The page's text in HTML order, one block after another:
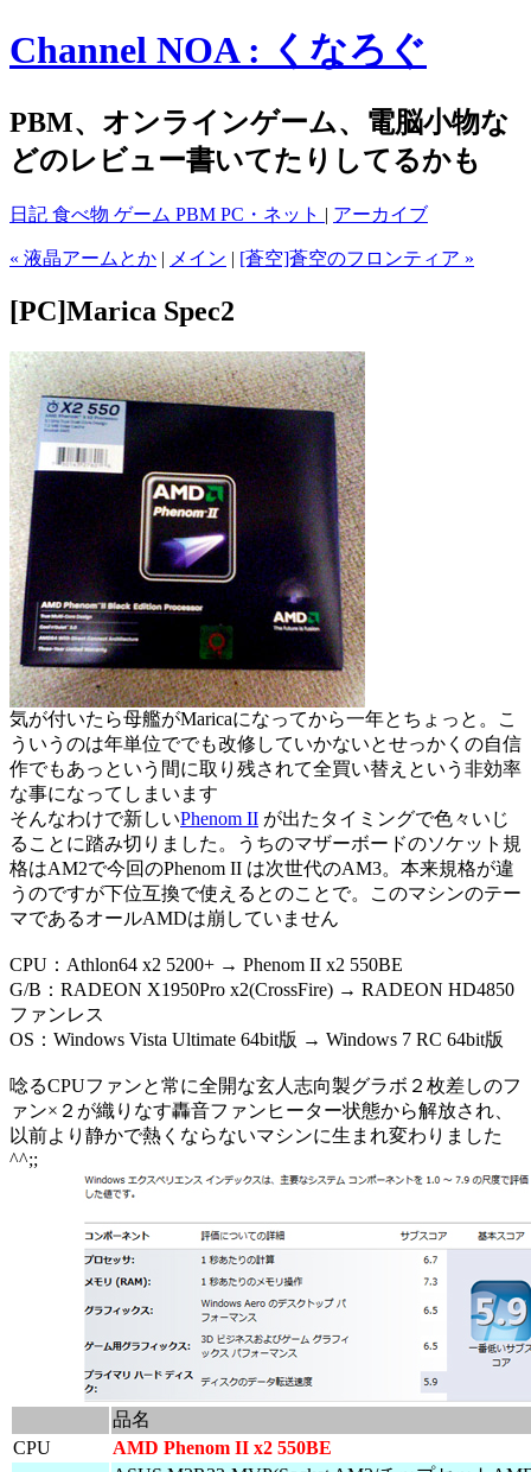
Channel NOA : くなろぐ
PBM、オンラインゲーム、電脳小物な
どのレビュー書いてたりしてるかも
日記 食べ物 ゲーム PBM PC・ネット | アーカイブ
« 液晶アームとか | メイン | [蒼空]蒼空のフロンティア »
[PC]Marica Spec2
気が付いたら母艦がMaricaになってから一年とちょっと。こ
ういうのは年単位ででも改修していかないとせっかくの自信
作でもあっという間に取り残されて全買い替えという非効率
な事になってしまいます
そんなわけで新しいPhenom II が出たタイミングで色々いじ
ることに踏み切りました。うちのマザーボードのソケット規
格はAM2で今回のPhenom II は次世代のAM3。本来規格が違
うのですが下位互換で使えるとのことで。このマシンのテー
マであるオールAMDは崩していません
CPU：Athlon64 x2 5200+ → Phenom II x2 550BE
G/B：RADEON X1950Pro x2(CrossFire) → RADEON HD4850
ファンレス
OS：Windows Vista Ultimate 64bit版 → Windows 7 RC 64bit版
唸るCPUファンと常に全開な玄人志向製グラボ２枚差しのフ
ァン×２が織りなす轟音ファンヒーター状態から解放され、
以前より静かで熱くならないマシンに生まれ変わりました
^^;;
品名
CPU
AMD Phenom II x2 550BE